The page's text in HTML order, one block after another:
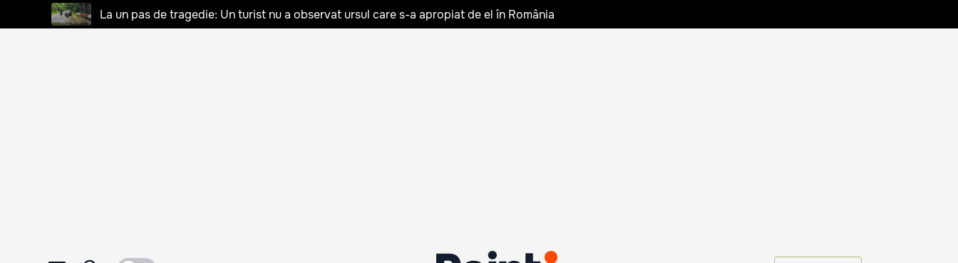
La un pas de tragedie: Un turist nu a observat ursul care s-a apropiat de el în România